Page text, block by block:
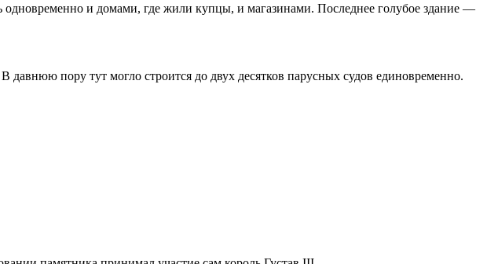
и домами, где жили купцы, и магазинами. Последнее голубое здание —
пору тут могло строится до двух десятков парусных судов единовременно.